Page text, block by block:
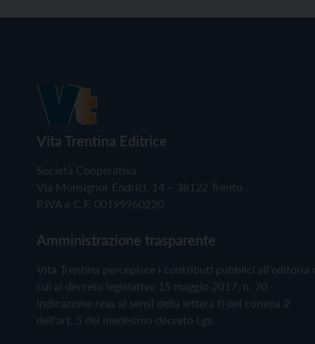
Vita Trentina Editrice
Società Cooperativa
Via Monsignor Endrici, 14 – 38122 Trento
P.IVA e C.F. 00199960220
Amministrazione trasparente
Vita Trentina percepisce i contributi pubblici all'editoria
cui al decreto legislativo 15 maggio 2017, n. 70.
Indicazione resa ai sensi della lettera f) del comma 2
dell'art. 5 del medesimo decreto Lgs.